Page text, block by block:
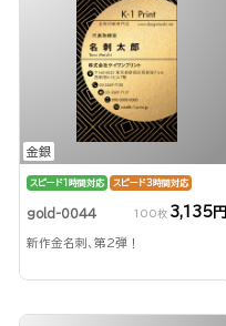
金銀
スピード1時間対応 スピード3時間対応
gold-0044 100枚 3,135円
新作金名刺、第2弾！